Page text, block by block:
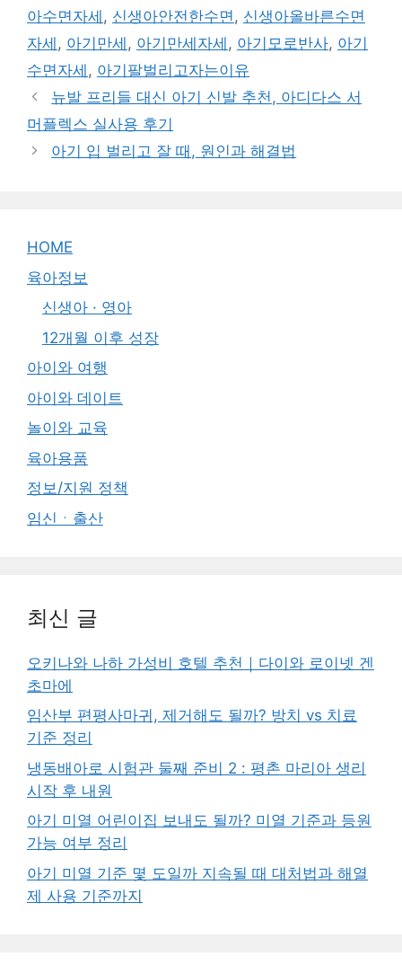
아수면자세 , 신생아안전한수면, 신생아올바른수면
자세 , 아기만세 , 아기만세자세 , 아기모로반사, 아기
수면자세 , 아기팔벌리고자는이유
뉴발 프리들 대신 아기 신발 추천, 아디다스 서
머플렉스 실사용 후기
아기 입 벌리고 잘 때, 원인과 해결법
HOME
육아정보
신생아 · 영아
12개월 이후 성장
아이와 여행
아이와 데이트
놀이와 교육
육아용품
정보/지원 정책
임신ㆍ출산
최신 글
오키나와 나하 가성비 호텔 추천｜다이와 로이넷 겐
초마에
임산부 편평사마귀, 제거해도 될까? 방치 vs 치료
기준 정리
냉동배아로 시험관 둘째 준비 2 : 평촌 마리아 생리
시작 후 내원
아기 미열 어린이집 보내도 될까? 미열 기준과 등원
가능 여부 정리
아기 미열 기준 몇 도일까 지속될 때 대처법과 해열
제 사용 기준까지